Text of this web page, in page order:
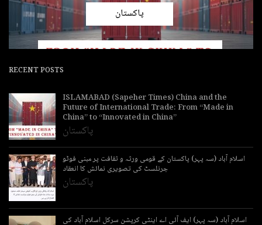
پاکستان
RECENT POSTS
ISLAMABAD (Sapeher Times) China and the
Future of International Trade: From “Made in
China” to “Innovated in China”
پاکستان
اسلام آباد (سہ پہر) پاکستان کے قومی ورثہ و ثقافت پر مبنی فوٹو
جرنلسٹ کی تصویری نمائش کا انعقاد
پاکستان
اسلام آباد (سہ پہر) ایف آئی اے اینٹی کرپشن سرکل اسلام آباد کی